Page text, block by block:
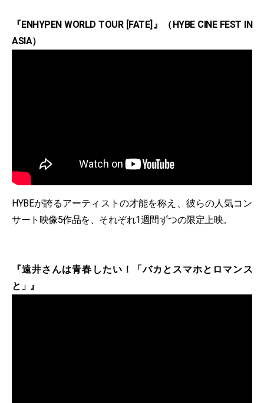
『ENHYPEN WORLD TOUR [FATE]』（HYBE CINE FEST IN
ASIA）
HYBEが誇るアーティストの才能を称え、彼らの人気コン
サート映像5作品を、それぞれ1週間ずつの限定上映。
『遠井さんは青春したい！「バカとスマホとロマンス
と」』